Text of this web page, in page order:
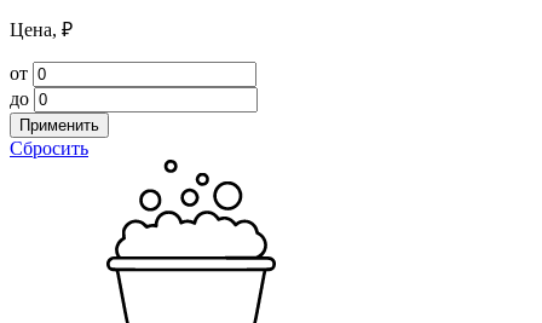
Цена, ₽
от
до
Применить
Сбросить